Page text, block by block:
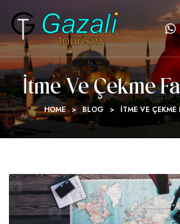
İtme Ve Çekme
HOME > BLOG > İTME VE ÇEKME